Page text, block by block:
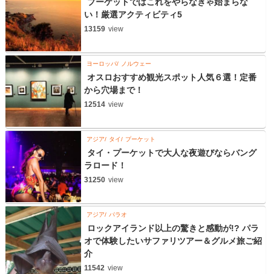
い！厳選アクティビティ5
13159 view
ヨーロッパ ノルウェー
オスロおすすめ観光スポット人気６選！定番
から穴場まで！
12514 view
アジア タイ プーケット
タイ・プーケットで大人な夜遊びならバング
ラロード！
31250 view
アジア パラオ
ロックアイランド以上の驚きと感動が!? パラ
オで体験したいサファリツアー＆グルメ旅ご紹
介
11542 view